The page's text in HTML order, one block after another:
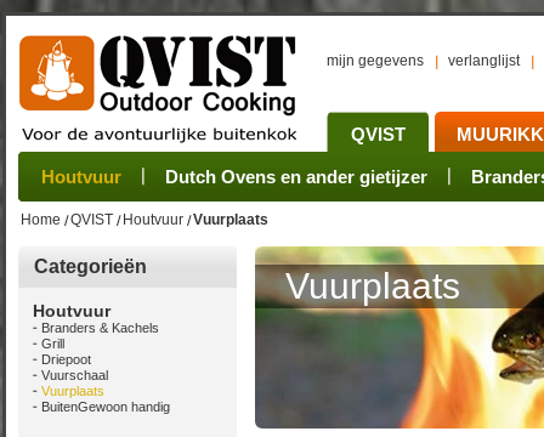
mijn gegevens verlanglijst
QVIST
Houtvuur Dutch Ovens en ander gietijzer
Grillplaat & ijzers Pannen Rookovens
Oogsten Verwerken Bewaren Onderhoud
Sets Stoves Camping sets Pots, Pans, Kettles
Home QVIST Houtvuur Vuurplaats
Categorieën
Houtvuur
Branders & Kachels
Grill
Driepoot
Vuurschaal
Vuurplaats
BuitenGewoon handig
Vuurplaats